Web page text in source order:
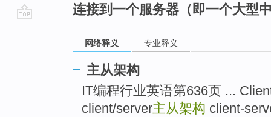
连接到一个服务器（即一个大型
网络释义 专业释义
主从架构
IT编程行业英语第636页 ...
client/server主从架构 client-